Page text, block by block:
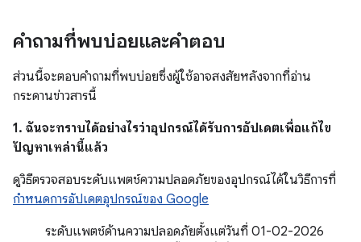
คำถามที่พบบ่อยและคำตอบ
ส่วนนี้จะตอบคำถามที่พบบ่อยซึ่งผู้ใช้อาจสงสัยหลังจากที่อ่าน
กระดานข่าวสารนี้
1. ฉันจะทราบได้อย่างไรว่าอุปกรณ์ได้รับการอัปเดตเพื่อแก้ไข
ปัญหาเหล่านี้แล้ว
ดูวิธีตรวจสอบระดับแพตช์ความปลอดภัยของอุปกรณ์ได้ในวิธีการที่
กำหนดการอัปเดตอุปกรณ์ของ Google
ระดับแพตช์ด้านความปลอดภัยตั้งแต่วันที่ 01-02-2026